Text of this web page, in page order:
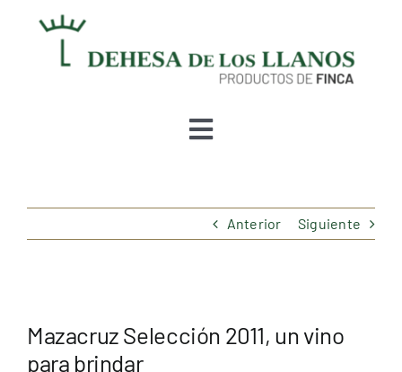
Toggle
Conócenos
Anterior Siguiente
Mazacruz Selección 2011, un vino
para brindar